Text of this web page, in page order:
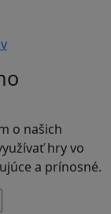
o našich
hry vo
a prínosné.